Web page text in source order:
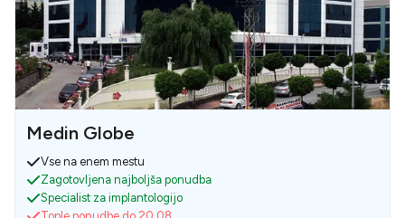
Medin Globe
Vse na enem mestu
Zagotovljena najboljša ponudba
Specialist za implantologijo